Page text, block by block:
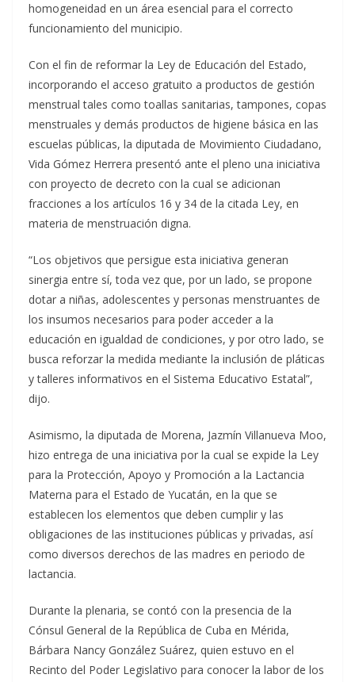
homogeneidad en un área esencial para el correcto
funcionamiento del municipio.
Con el fin de reformar la Ley de Educación del Estado,
incorporando el acceso gratuito a productos de gestión
menstrual tales como toallas sanitarias, tampones, copas
menstruales y demás productos de higiene básica en las
escuelas públicas, la diputada de Movimiento Ciudadano,
Vida Gómez Herrera presentó ante el pleno una iniciativa
con proyecto de decreto con la cual se adicionan
fracciones a los artículos 16 y 34 de la citada Ley, en
materia de menstruación digna.
“Los objetivos que persigue esta iniciativa generan
sinergia entre sí, toda vez que, por un lado, se propone
dotar a niñas, adolescentes y personas menstruantes de
los insumos necesarios para poder acceder a la
educación en igualdad de condiciones, y por otro lado, se
busca reforzar la medida mediante la inclusión de pláticas
y talleres informativos en el Sistema Educativo Estatal”,
dijo.
Asimismo, la diputada de Morena, Jazmín Villanueva Moo,
hizo entrega de una iniciativa por la cual se expide la Ley
para la Protección, Apoyo y Promoción a la Lactancia
Materna para el Estado de Yucatán, en la que se
establecen los elementos que deben cumplir y las
obligaciones de las instituciones públicas y privadas, así
como diversos derechos de las madres en periodo de
lactancia.
Durante la plenaria, se contó con la presencia de la
Cónsul General de la República de Cuba en Mérida,
Bárbara Nancy González Suárez, quien estuvo en el
Recinto del Poder Legislativo para conocer la labor de los